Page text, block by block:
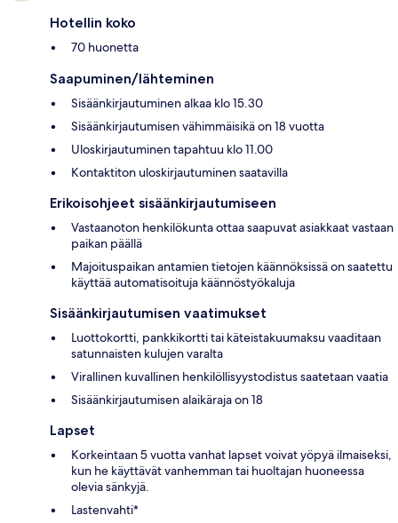
Hotellin koko
70 huonetta
Saapuminen/lähteminen
Sisäänkirjautuminen alkaa klo 15.30
Sisäänkirjautumisen vähimmäisikä on 18 vuotta
Uloskirjautuminen tapahtuu klo 11.00
Kontaktiton uloskirjautuminen saatavilla
Erikoisohjeet sisäänkirjautumiseen
Vastaanoton henkilökunta ottaa saapuvat asiakkaat vastaan
paikan päällä
Majoituspaikan antamien tietojen käännöksissä on saatettu
käyttää automatisoituja käännöstyökaluja
Sisäänkirjautumisen vaatimukset
Luottokortti, pankkikortti tai käteistakuumaksu vaaditaan
satunnaisten kulujen varalta
Virallinen kuvallinen henkilöllisyystodistus saatetaan vaatia
Sisäänkirjautumisen alaikäraja on 18
Lapset
Korkeintaan 5 vuotta vanhat lapset voivat yöpyä ilmaiseksi,
kun he käyttävät vanhemman tai huoltajan huoneessa
olevia sänkyjä.
Lastenvahti*